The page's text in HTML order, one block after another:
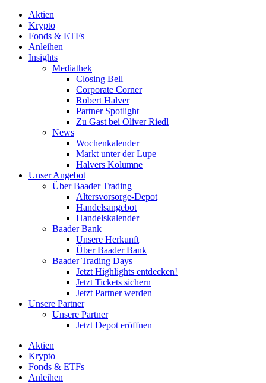
Aktien
Krypto
Fonds & ETFs
Anleihen
Insights
Mediathek
Closing Bell
Corporate Corner
Robert Halver
Partner Spotlight
Zu Gast bei Oliver Riedl
News
Wochenkalender
Markt unter der Lupe
Halvers Kolumne
Unser Angebot
Über Baader Trading
Altersvorsorge-Depot
Handelsangebot
Handelskalender
Baader Bank
Unsere Herkunft
Über Baader Bank
Baader Trading Days
Jetzt Highlights entdecken!
Jetzt Tickets sichern
Jetzt Partner werden
Unsere Partner
Unsere Partner
Jetzt Depot eröffnen
Aktien
Krypto
Fonds & ETFs
Anleihen